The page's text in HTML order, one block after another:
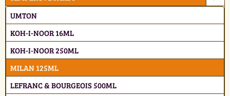
UMTON
KOH-I-NOOR 16ML
KOH-I-NOOR 250ML
MILAN 125ML
LEFRANC & BOURGEOIS 500ML